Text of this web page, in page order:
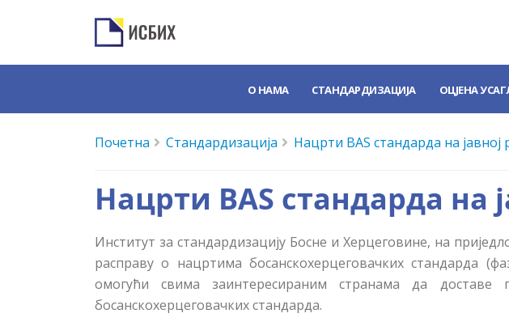
О НАМА СТАНДАРДИЗАЦИЈА ОЦЈЕНА
Почетна Стандардизација Нацрти BAS стандарда на јавној
Нацрти BAS стандарда на
Институт за стандардизацију Босне и Херцеговине, на
расправу о нацртима босанскохерцеговачких стандарда
омогући свима заинтересираним странама да доставе
босанскохерцеговачких стандарда.